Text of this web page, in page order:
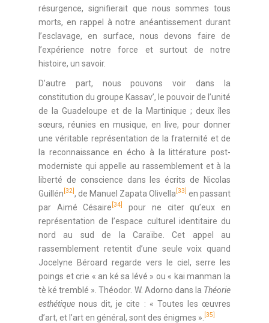
résurgence, signifierait que nous sommes tous
morts, en rappel à notre anéantissement durant
l’esclavage, en surface, nous devons faire de
l’expérience notre force et surtout de notre
histoire, un savoir.
D’autre part, nous pouvons voir dans la
constitution du groupe Kassav’, le pouvoir de l’unité
de la Guadeloupe et de la Martinique ; deux îles
sœurs, réunies en musique, en live, pour donner
une véritable représentation de la fraternité et de
la reconnaissance en écho à la littérature post-
moderniste qui appelle au rassemblement et à la
liberté de conscience dans les écrits de Nicolas
Guillén [32] , de Manuel Zapata Olivella [33] en passant
par Aimé Césaire [34]
pour ne citer qu’eux en
représentation de l’espace culturel identitaire du
nord au sud de la Caraïbe. Cet appel au
rassemblement retentit d’une seule voix quand
Jocelyne Béroard regarde vers le ciel, serre les
poings et crie « an ké sa lévé » ou « kai manman la
tè ké tremblé ». Théodor. W. Adorno dans la Théorie
esthétiquenous dit, je cite : « Toutes les œuvres
d’art, et l’art en général, sont des énigmes ». [35]